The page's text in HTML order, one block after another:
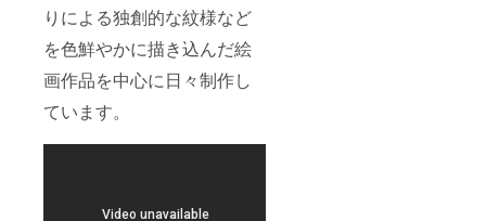
りによる独創的な紋様など
を色鮮やかに描き込んだ絵
画作品を中心に日々制作し
ています。